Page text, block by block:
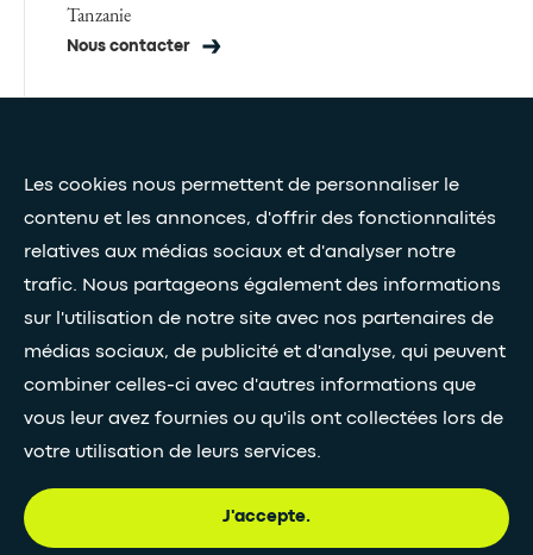
Les cookies nous permettent de personnaliser le
contenu et les annonces, d'offrir des fonctionnalités
relatives aux médias sociaux et d'analyser notre
trafic. Nous partageons également des informations
sur l'utilisation de notre site avec nos partenaires de
médias sociaux, de publicité et d'analyse, qui peuvent
combiner celles-ci avec d'autres informations que
vous leur avez fournies ou qu'ils ont collectées lors de
votre utilisation de leurs services.
J'accepte.
Tanzanie
Nous contacter
Nos livres blancs
Restez connectés grâce à notre newsletter
SUIVEZ-NOUS•